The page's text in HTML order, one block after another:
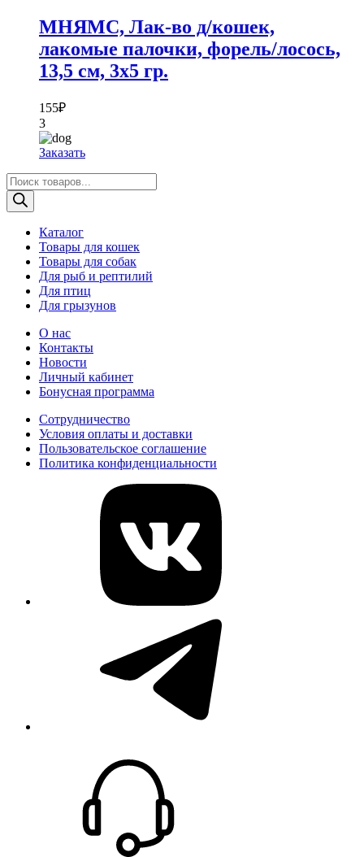
МНЯМС, Лак-во д/кошек,
лакомые палочки, форель/лосось,
13,5 см, 3х5 гр.
155₽
3
Заказать
Поиск
товаров
Каталог
Товары для кошек
Товары для собак
Для рыб и рептилий
Для птиц
Для грызунов
О нас
Контакты
Новости
Личный кабинет
Бонусная программа
Сотрудничество
Условия оплаты и доставки
Пользовательское соглашение
Политика конфиденциальности